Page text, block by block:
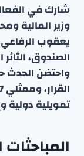
شارك في
وزير المالية
يعقوب
الصندوق،
واحتضن الحدث
تمويلية دولية